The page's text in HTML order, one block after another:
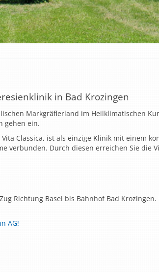
in Bad Krozingen
Markgräflerland im Heilklimatischen
gehen ein.
Classica, ist als einzige Klinik mit einem
verbunden. Durch diesen erreichen Sie die
Richtung Basel bis Bahnhof Bad
AG!